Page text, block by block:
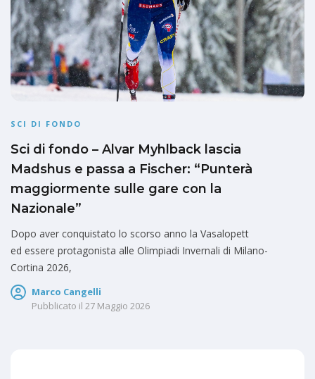
SCI DI FONDO
Sci di fondo – Alvar Myhlback lascia
Madshus e passa a Fischer: “Punterà
maggiormente sulle gare con la
Nazionale”
Dopo aver conquistato lo scorso anno la Vasalopett
ed essere protagonista alle Olimpiadi Invernali di Milano-
Cortina 2026,
Marco Cangelli
Pubblicato il 27 Maggio 2026